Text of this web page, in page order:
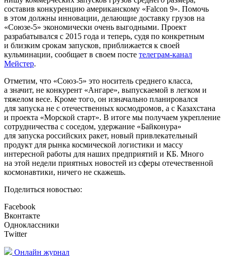
составив конкуренцию американскому «Falcon 9». Помочь
в этом должны инновации, делающие доставку грузов на
«Союзе-5» экономически очень выгодными. Проект
разрабатывался с 2015 года и теперь, судя по конкретным
и близким срокам запусков, приближается к своей
кульминации, сообщает в своем посте телеграм-канал
Мейстер.
Отметим, что «Союз-5» это носитель среднего класса,
а значит, не конкурент «Ангаре», выпускаемой в легком и
тяжелом весе. Кроме того, он изначально планировался
для запуска не с отечественных космодромов, а с Казахстана
и проекта «Морской старт». В итоге мы получаем укрепление
сотрудничества с соседом, удержание «Байконура»
для запуска российских ракет, новый привлекательный
продукт для рынка космической логистики и массу
интересной работы для наших предприятий и КБ. Много
на этой недели приятных новостей из сферы отечественной
космонавтики, ничего не скажешь.
Поделиться новостью:
Facebook
Вконтакте
Одноклассники
Twitter
Онлайн журнал